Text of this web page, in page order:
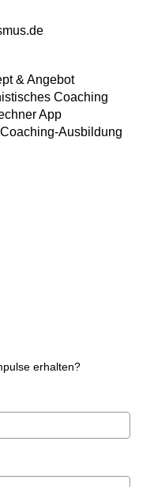
& Angebot
Coaching
App
Ausbildung
erhalten?